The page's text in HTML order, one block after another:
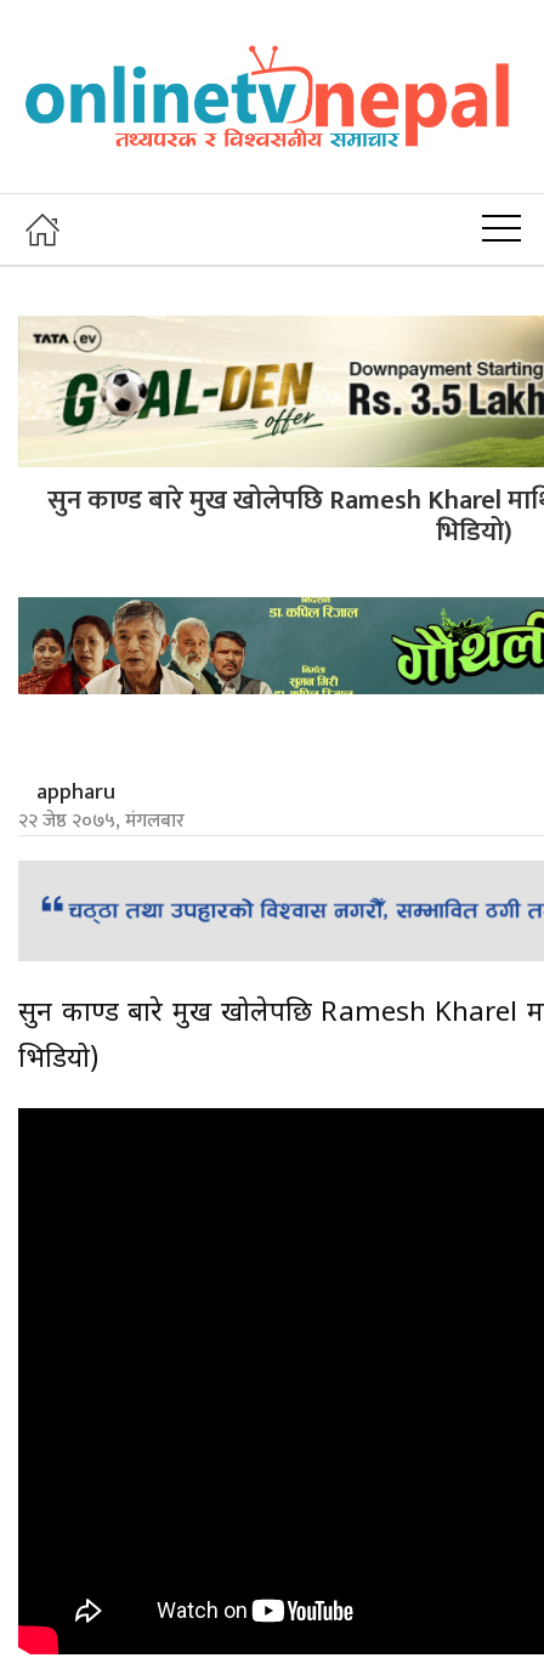
सुन काण्ड बारे मुख खोलेपछि Ramesh Kharel
भिडियो)
appharu
२२ जेष्ठ २०७५, मंगलबार
सुन काण्ड बारे मुख खोलेपछि Ramesh Kharel
भिडियो)